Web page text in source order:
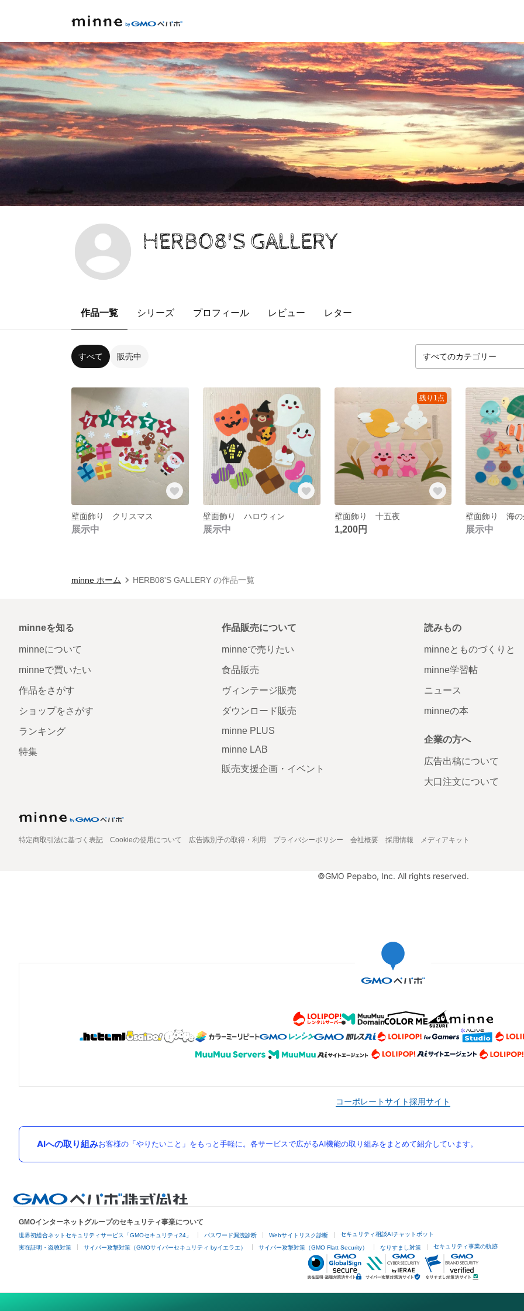
HERB08'S GALLERY
作品一覧 シリーズ プロフィール レビュー レター
すべて 販売中
壁面飾り クリスマス
展示中
壁面飾り ハロウィン
展示中
残り1点
壁面飾り 十五夜
1,200円
壁面飾り 海の
展示中
minne ホーム HERB08'S GALLERY の作品一覧
minneを知る
minneについて
minneで買いたい
作品をさがす
ショップをさがす
ランキング
特集
作品販売について
minneで売りたい
食品販売
ヴィンテージ販売
ダウンロード販売
minne PLUS
minne LAB
販売支援企画・イベント
読みもの
minneとものづくりと
minne学習帖
ニュース
minneの本
企業の方へ
広告出稿について
大口注文について
特定商取引法に基づく表記 Cookieの使用について 広告識別子の取得・利用 プライバシーポリシー 会社概要 採用情報 メディアキット
©GMO Pepabo, Inc. All rights reserved.
コーポレートサイト採用サイト
AIへの取り組みお客様の「やりたいこと」をもっと手軽に。各サービスで広がるAI機能の取り組みをまとめて紹介しています。
GMOインターネットグループのセキュリティ事業について
世界初総合ネットセキュリティサービス「GMOセキュリティ24」 パスワード漏洩診断 Webサイトリスク診断 セキュリティ相談AIチャットボット
実在証明・盗聴対策 サイバー攻撃対策（GMOサイバーセキュリティ byイエラエ） サイバー攻撃対策（GMO Flatt Security） なりすまし対策 セキュリティ事業の軌跡